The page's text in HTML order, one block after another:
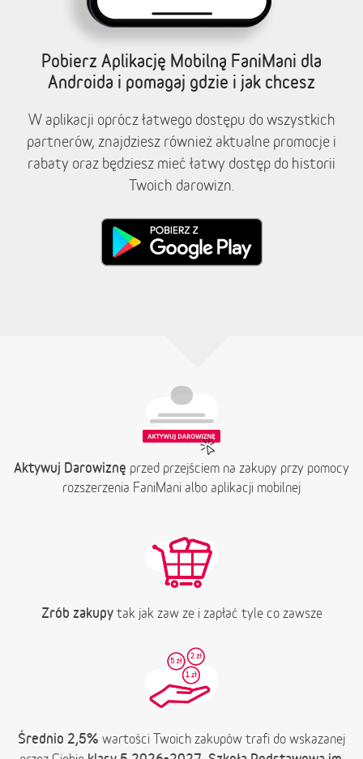
Pobierz Aplikację Mobilną FaniMani dla
Androida i pomagaj gdzie i jak chcesz
W aplikacji oprócz łatwego dostępu do wszystkich
partnerów, znajdziesz również aktualne promocje i
rabaty oraz będziesz mieć łatwy dostęp do historii
Twoich darowizn.
Aktywuj Darowiznę przed przejściem na zakupy przy pomocy
rozszerzenia FaniMani albo aplikacji mobilnej
Zrób zakupytak jak zaw ze i zapłać tyle co zawsze
Średnio 2,5% wartości Twoich zakupów trafi do wskazanej